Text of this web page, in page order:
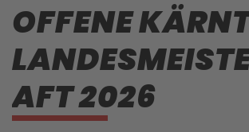
OFFENE
AFT 2026